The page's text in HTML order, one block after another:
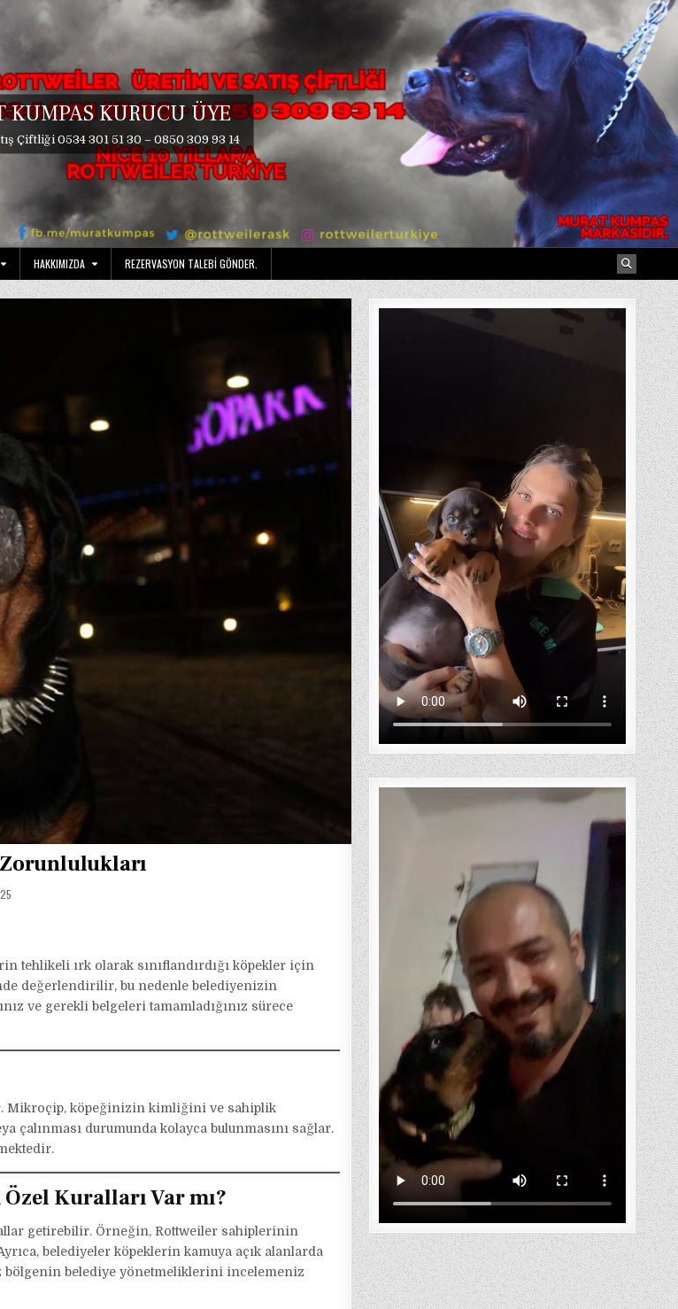
KUMPAS KURUCU ÜYE
Çiftliği 0534 301 51 30 – 0850 309 93 14
HAKKIMIZDA REZERVASYON TALEBI GÖNDER.
tehlikeli ırk olarak sınıflandırdığı köpekler için
değerlendirilir, bu nedenle belediyenizin
ve gerekli belgeleri tamamladığınız sürece
Mikroçip, köpeğinizin kimliğini ve sahiplik
durumunda kolayca bulunmasını sağlar.
Kuralları Var mı?
getirebilir. Örneğin, Rottweiler sahiplerinin
belediyeler köpeklerin kamuya açık alanlarda
bölgenin belediye yönetmeliklerini incelemeniz